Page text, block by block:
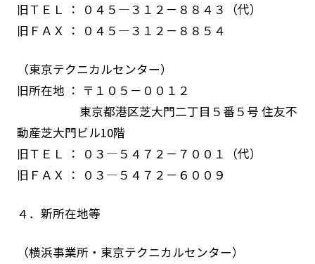
旧ＴＥＬ ： ０４５―３１２－８８４３（代）
旧ＦＡＸ ： ０４５―３１２－８８５４
（東京テクニカルセンター）
旧所在地 ： 〒１０５－００１２
東京都港区芝大門二丁目５番５号 住友不
動産芝大門ビル10階
旧ＴＥＬ ： ０３―５４７２－７００１（代）
旧ＦＡＸ ： ０３―５４７２－６００９
４．新所在地等
（横浜事業所・東京テクニカルセンター）